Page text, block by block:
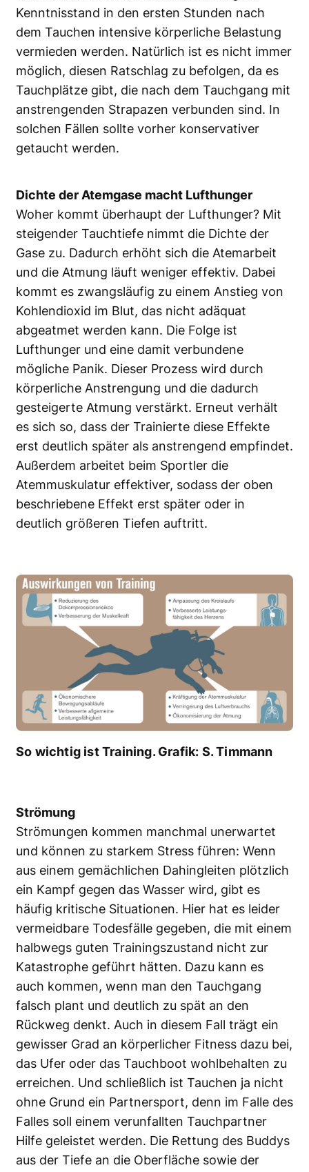
Kenntnisstand in den ersten Stunden nach
dem Tauchen intensive körperliche Belastung
vermieden werden. Natürlich ist es nicht immer
möglich, diesen Ratschlag zu befolgen, da es
Tauchplätze gibt, die nach dem Tauchgang mit
anstrengenden Strapazen verbunden sind. In
solchen Fällen sollte vorher konservativer
getaucht werden.
Dichte der Atemgase macht Lufthunger
Woher kommt überhaupt der Lufthunger? Mit
steigender Tauchtiefe nimmt die Dichte der
Gase zu. Dadurch erhöht sich die Atemarbeit
und die Atmung läuft weniger effektiv. Dabei
kommt es zwangsläufig zu einem Anstieg von
Kohlendioxid im Blut, das nicht adäquat
abgeatmet werden kann. Die Folge ist
Lufthunger und eine damit verbundene
mögliche Panik. Dieser Prozess wird durch
körperliche Anstrengung und die dadurch
gesteigerte Atmung verstärkt. Erneut verhält
es sich so, dass der Trainierte diese Effekte
erst deutlich später als anstrengend empfindet.
Außerdem arbeitet beim Sportler die
Atemmuskulatur effektiver, sodass der oben
beschriebene Effekt erst später oder in
deutlich größeren Tiefen auftritt.
So wichtig ist Training. Grafik: S. Timmann
Strömung
Strömungen kommen manchmal unerwartet
und können zu starkem Stress führen: Wenn
aus einem gemächlichen Dahingleiten plötzlich
ein Kampf gegen das Wasser wird, gibt es
häufig kritische Situationen. Hier hat es leider
vermeidbare Todesfälle gegeben, die mit einem
halbwegs guten Trainingszustand nicht zur
Katastrophe geführt hätten. Dazu kann es
auch kommen, wenn man den Tauchgang
falsch plant und deutlich zu spät an den
Rückweg denkt. Auch in diesem Fall trägt ein
gewisser Grad an körperlicher Fitness dazu bei,
das Ufer oder das Tauchboot wohlbehalten zu
erreichen. Und schließlich ist Tauchen ja nicht
ohne Grund ein Partnersport, denn im Falle des
Falles soll einem verunfallten Tauchpartner
Hilfe geleistet werden. Die Rettung des Buddys
aus der Tiefe an die Oberfläche sowie der